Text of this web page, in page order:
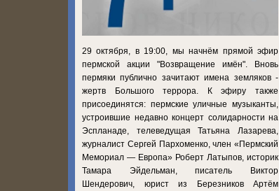
29 октября, в 19:00, мы начнём прямой эфир
пермской акции "Возвращение имён". Вновь
пермяки публично зачитают имена земляков -
жертв Большого террора. К эфиру также
присоединятся: пермские уличные музыканты,
устроившие недавно концерт солидарности на
Эспланаде, телеведущая Татьяна Лазарева,
журналист Сергей Пархоменко, член «Пермский
Мемориал — Европа» Роберт Латыпов, историк
Тамара Эйдельман, писатель Виктор
Шендерович, юрист из Березников Артём